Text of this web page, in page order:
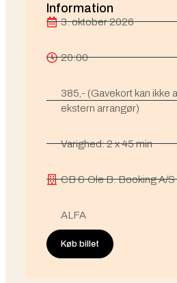
Information
3. oktober 2026
20:00
385,- (Gavekort kan ikke
ekstern arrangør)
Varighed: 2 x 45 min
CB & Ole B. Booking A/S
ALFA
Køb billet